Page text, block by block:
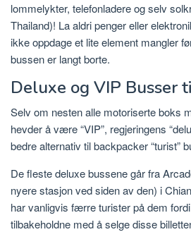
lommelykter, telefonladere og selv
Thailand)! La aldri penger eller
ikke oppdage et lite element mangler
bussen er langt borte.
Deluxe og VIP Busser
Selv om nesten alle motoriserte boks
hevder å være “VIP”, regjeringens
bedre alternativ til backpacker “turist”
De fleste deluxe bussene går fra
nyere stasjon ved siden av den) i
har vanligvis færre turister på dem
tilbakeholdne med å selge disse